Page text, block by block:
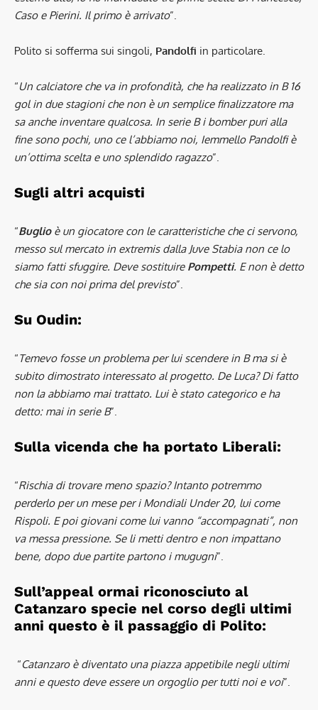
Caso e Pierini. Il primo è arrivato”.
Polito si sofferma sui singoli, Pandolfi in particolare.
“Un calciatore che va in profondità, che ha realizzato in B 16
gol in due stagioni che non è un semplice finalizzatore ma
sa anche inventare qualcosa. In serie B i bomber puri alla
fine sono pochi, uno ce l’abbiamo noi, Iemmello Pandolfi è
un’ottima scelta e uno splendido ragazzo”.
Sugli altri acquisti
“Buglioè un giocatore con le caratteristiche che ci servono,
messo sul mercato in extremis dalla Juve Stabia non ce lo
siamo fatti sfuggire. Deve sostituire Pompetti. E non è detto
che sia con noi prima del previsto”.
Su Oudin:
“Temevo fosse un problema per lui scendere in B ma si è
subito dimostrato interessato al progetto. De Luca? Di fatto
non la abbiamo mai trattato. Lui è stato categorico e ha
detto: mai in serie B”.
Sulla vicenda che ha portato Liberali:
“Rischia di trovare meno spazio? Intanto potremmo
perderlo per un mese per i Mondiali Under 20, lui come
Rispoli. E poi giovani come lui vanno “accompagnati”, non
va messa pressione. Se li metti dentro e non impattano
bene, dopo due partite partono i mugugni”.
Sull’appeal ormai riconosciuto al
Catanzaro specie nel corso degli ultimi
anni questo è il passaggio di Polito:
“Catanzaro è diventato una piazza appetibile negli ultimi
anni e questo deve essere un orgoglio per tutti noi e voi”.